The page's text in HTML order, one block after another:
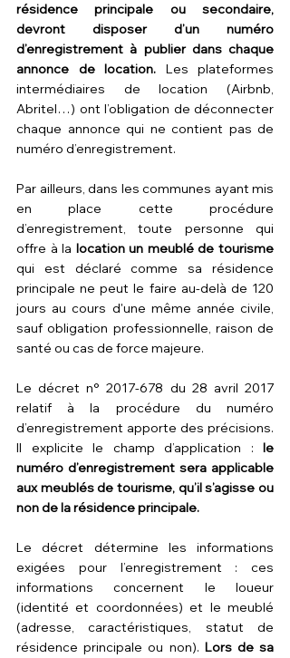
résidence principale ou secondaire,
devront disposer d’un numéro
d’enregistrement à publier dans chaque
annonce de location. Les plateformes
intermédiaires de location (Airbnb,
Abritel…) ont l’obligation de déconnecter
chaque annonce qui ne contient pas de
numéro d’enregistrement.
Par ailleurs, dans les communes ayant mis
en place cette procédure
d’enregistrement, toute personne qui
offre à la
qui est déclaré comme sa résidence
principale ne peut le faire au-delà de 120
jours au cours d'une même année civile,
sauf obligation professionnelle, raison de
santé ou cas de force majeure.
Le décret n° 2017-678 du 28 avril 2017
relatif à la procédure du numéro
d’enregistrement apporte des précisions.
Il explicite le champ d’application : le
numéro d’enregistrement sera applicable
aux meublés de tourisme, qu’il s’agisse ou
non de la résidence principale.
Le décret détermine les informations
exigées pour l’enregistrement : ces
informations concernent le loueur
(identité et coordonnées) et le meublé
(adresse, caractéristiques, statut de
résidence principale ou non). Lors de sa